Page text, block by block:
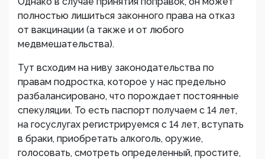
полностью лишиться законного права на отказ
от вакцинации (а также и от любого
медвмешательства).
Тут всходим на ниву законодательства по
правам подростка, которое у нас предельно
разбалансировано, что порождает постоянные
спекуляции. То есть паспорт получаем с 14 лет,
на госуслугах регистрируемся с 14 лет, вступать
в браки, приобретать алкоголь, оружие,
голосовать, смотреть определенный, простите,